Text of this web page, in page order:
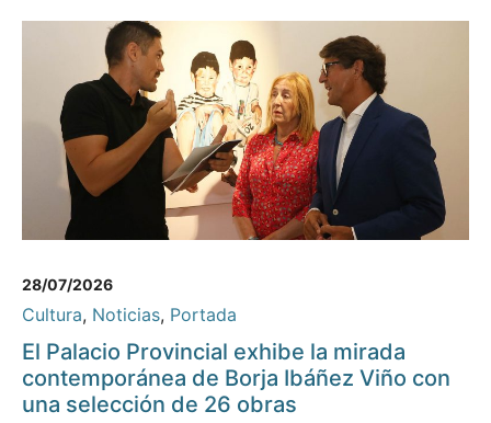
28/07/2026
Cultura, Noticias, Portada
El Palacio Provincial exhibe la mirada
contemporánea de Borja Ibáñez Viño con
una selección de 26 obras